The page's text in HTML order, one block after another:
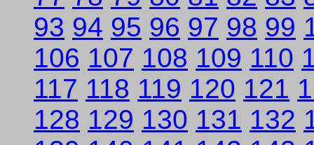
93 94 95 96 97 98 99
106 107 108 109 110
117 118 119 120 121
128 129 130 131 132